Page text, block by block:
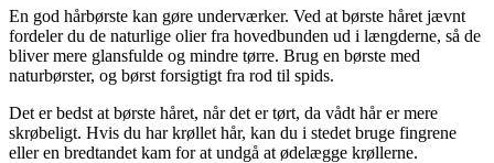
En god hårbørste kan gøre underværker. Ved at børste håret jævnt
fordeler du de naturlige olier fra hovedbunden ud i længderne, så de
bliver mere glansfulde og mindre tørre. Brug en børste med
naturbørster, og børst forsigtigt fra rod til spids.
Det er bedst at børste håret, når det er tørt, da vådt hår er mere
skrøbeligt. Hvis du har krøllet hår, kan du i stedet bruge fingrene
eller en bredtandet kam for at undgå at ødelægge krøllerne.